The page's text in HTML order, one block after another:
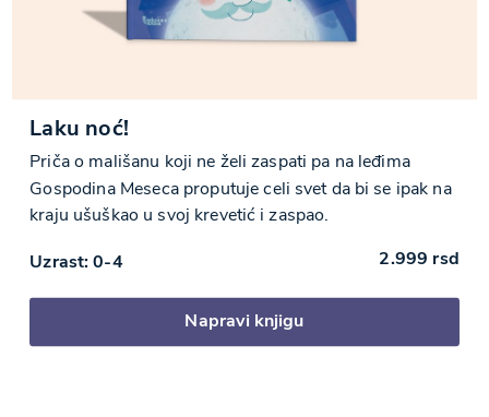
Laku noć!
Priča o mališanu koji ne želi zaspati pa na leđima
Gospodina Meseca proputuje celi svet da bi se ipak na
kraju ušuškao u svoj krevetić i zaspao.
Uzrast: 0-4
2.999 rsd
Napravi knjigu